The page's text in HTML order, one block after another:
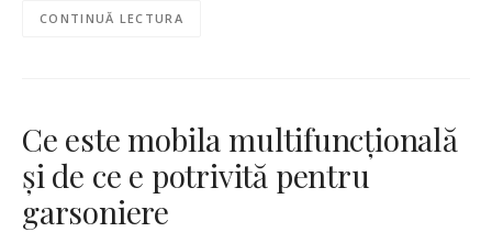
CONTINUĂ LECTURA
Ce este mobila multifuncțională
și de ce e potrivită pentru
garsoniere